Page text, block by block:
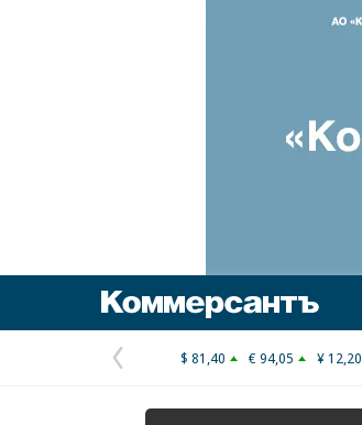
Предыдущая
страница
$ 81,40 € 94,05 ¥ 12,20